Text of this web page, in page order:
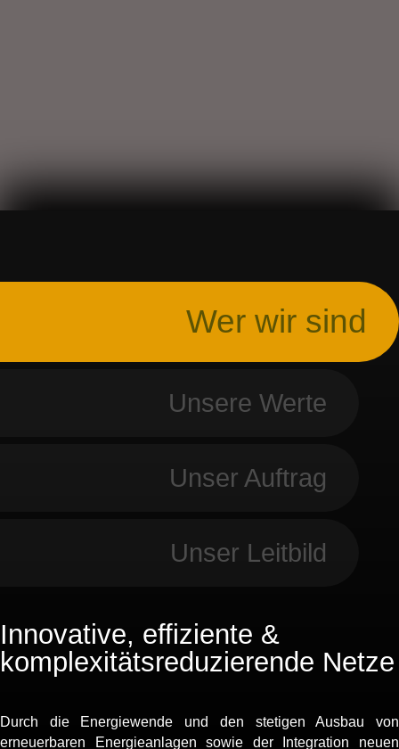
Wer wir sind
Unsere Werte
Unser Auftrag
Unser Leitbild
Innovative, effiziente &
komplexitätsreduzierende Netze
Durch die Energiewende und den stetigen Ausbau von
erneuerbaren Energieanlagen sowie der Integration neuen